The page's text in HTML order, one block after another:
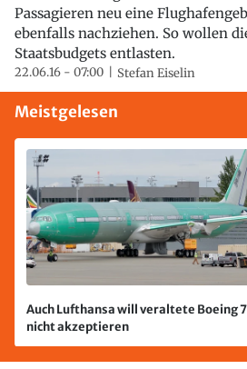
Passagieren neu eine
ebenfalls nachziehen. So wollen
Staatsbudgets entlasten.
22.06.16 - 07:00 Stefan Eiselin
Meistgelesen
Auch Lufthansa will veraltete Boeing
nicht akzeptieren